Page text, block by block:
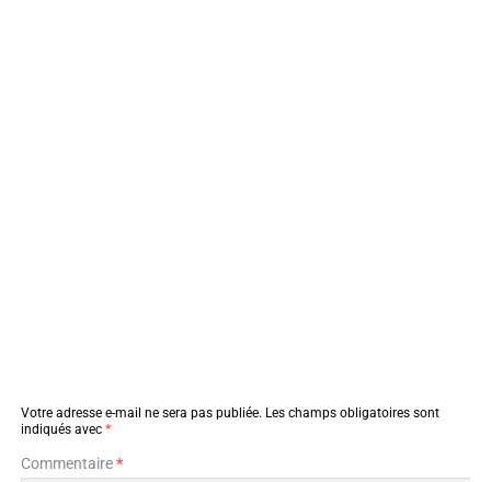
Votre adresse e-mail ne sera pas publiée. Les champs obligatoires sont
indiqués avec *
Commentaire*